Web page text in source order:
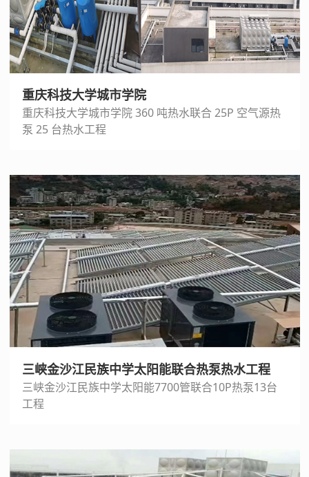
重庆科技大学城市学院
重庆科技大学城市学院 360 吨热水联合 25P 空气源热
泵 25 台热水工程
三峡金沙江民族中学太阳能联合热泵热水工程
三峡金沙江民族中学太阳能7700管联合10P热泵13台
工程